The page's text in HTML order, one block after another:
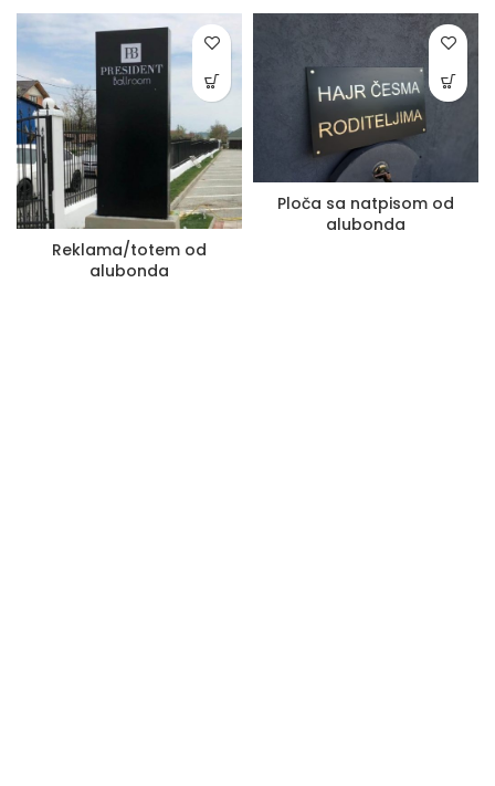
Reklama/totem od
alubonda
Ploča sa natpisom od
alubonda